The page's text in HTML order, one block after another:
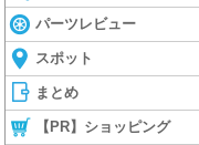
パーツレビュー
スポット
まとめ
【PR】ショッピング